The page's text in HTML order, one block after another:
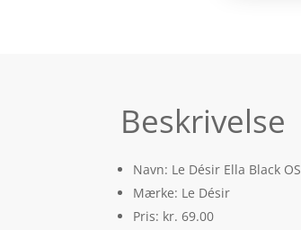
Beskrivelse
Navn: Le Désir Ella Black OS
Mærke: Le Désir
Pris: kr. 69.00